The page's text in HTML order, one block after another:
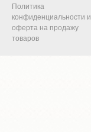
Политика
конфиденциальности и
оферта на продажу
товаров